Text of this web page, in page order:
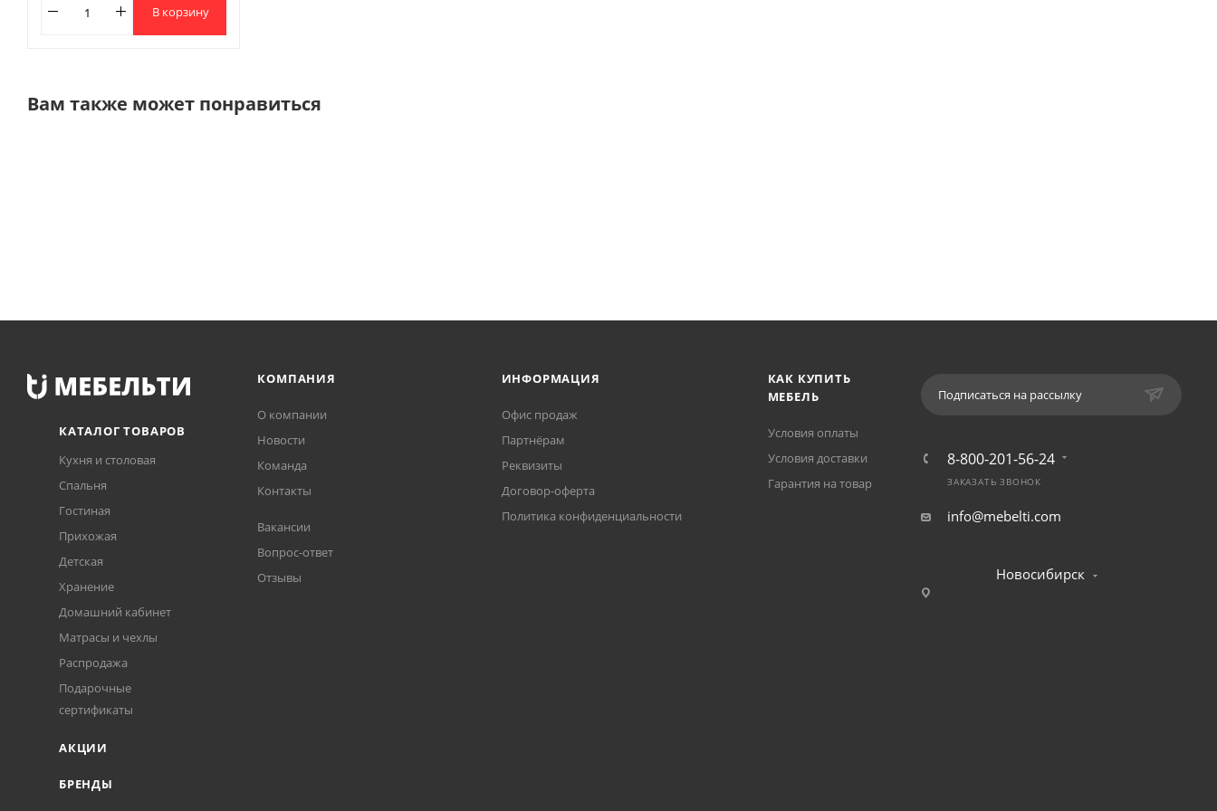
В корзину
Вам также может понравиться
КАТАЛОГ ТОВАРОВ
Кухня и столовая
Спальня
Гостиная
Прихожая
Детская
Хранение
Домашний кабинет
Матрасы и чехлы
Распродажа
Подарочные
сертификаты
АКЦИИ
БРЕНДЫ
КОМПАНИЯ
О компании
Новости
Команда
Контакты
Вакансии
Вопрос-ответ
Отзывы
ИНФОРМАЦИЯ
Офис продаж
Партнёрам
Реквизиты
Договор-оферта
Политика конфиденциальности
КАК КУПИТЬ
МЕБЕЛЬ
Условия оплаты
Условия доставки
Гарантия на товар
Подписаться на рассылку
8-800-201-56-24
ЗАКАЗАТЬ ЗВОНОК
info@mebelti.com
Новосибирск